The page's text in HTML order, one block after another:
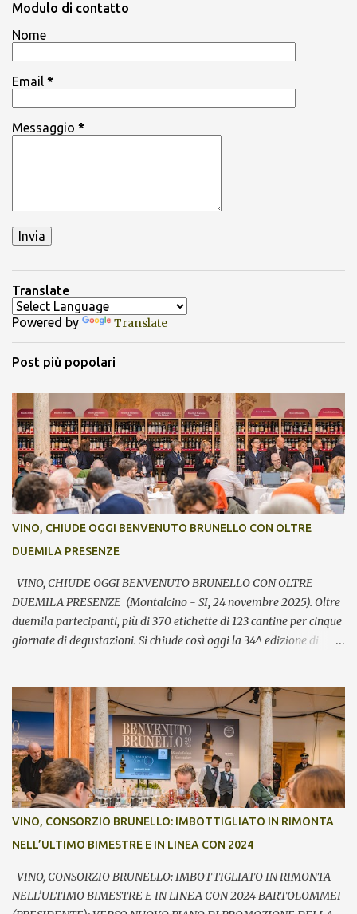
Modulo di contatto
Nome
Email *
Messaggio *
Translate
Powered by Translate
Post più popolari
VINO, CHIUDE OGGI BENVENUTO BRUNELLO CON OLTRE
DUEMILA PRESENZE
VINO, CHIUDE OGGI BENVENUTO BRUNELLO CON OLTRE
DUEMILA PRESENZE (Montalcino - SI, 24 novembre 2025). Oltre
duemila partecipanti, più di 370 etichette di 123 cantine per cinque
giornate di degustazioni. Si chiude così oggi la 34^ edizione di
Brunello di Montalcino. In assaggio nei calici, il millesimo 2021, la
Riserva 2020, il Rosso di Montalcino 2024 oltre agli altri due vini
della denominazione, il Moscadello e il Sant’Antimo, in debutto sui
mercati a partire dal 1° gennaio 2026. “Il format ibrido dell’evento
che ha visto prima la partecipazione di critica e stampa
internazionale e poi l’apertura dei banchi di assaggio al pubblico
ha registrato anche quest’anno un grande successo sia in termini di
visitatori che tra le aziende – commenta Giacomo Bartolommei,
presidente del Consorzio del vino Brunello di Montalcino -. Le
presenze ...
VINO, CONSORZIO BRUNELLO: IMBOTTIGLIATO IN RIMONTA
NELL’ULTIMO BIMESTRE E IN LINEA CON 2024
VINO, CONSORZIO BRUNELLO: IMBOTTIGLIATO IN RIMONTA
NELL’ULTIMO BIMESTRE E IN LINEA CON 2024 BARTOLOMMEI